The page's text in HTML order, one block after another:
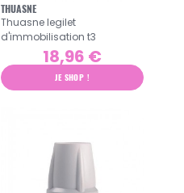
THUASNE
Thuasne legilet
d'immobilisation t3
18,96 €
JE SHOP !